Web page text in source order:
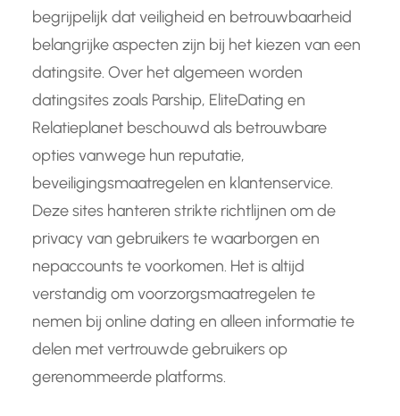
begrijpelijk dat veiligheid en betrouwbaarheid
belangrijke aspecten zijn bij het kiezen van een
datingsite. Over het algemeen worden
datingsites zoals Parship, EliteDating en
Relatieplanet beschouwd als betrouwbare
opties vanwege hun reputatie,
beveiligingsmaatregelen en klantenservice.
Deze sites hanteren strikte richtlijnen om de
privacy van gebruikers te waarborgen en
nepaccounts te voorkomen. Het is altijd
verstandig om voorzorgsmaatregelen te
nemen bij online dating en alleen informatie te
delen met vertrouwde gebruikers op
gerenommeerde platforms.